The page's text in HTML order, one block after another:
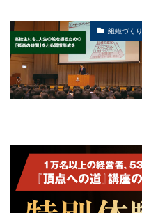
組織づくり